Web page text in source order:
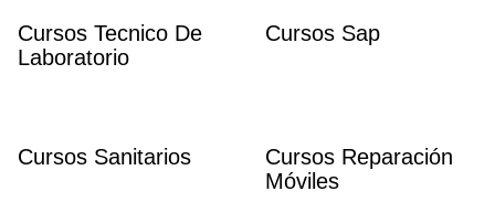
Cursos Tecnico De
Laboratorio
Cursos Sap
Cursos Sanitarios
Cursos Reparación
Móviles